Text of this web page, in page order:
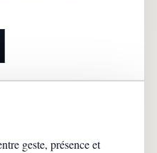
geste, présence et